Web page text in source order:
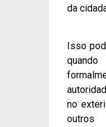
da
Isso
no
outros